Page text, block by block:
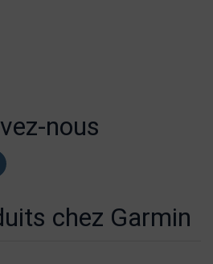
nous
chez Garmin